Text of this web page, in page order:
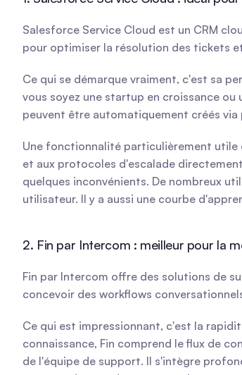
Salesforce Service Cloud est un CRM
pour optimiser la résolution des tickets
Ce qui se démarque vraiment, c'est sa
vous soyez une startup en croissance
peuvent être automatiquement créés via
Une fonctionnalité particulièrement utile
et aux protocoles d'escalade
quelques inconvénients. De nombreux
utilisateur. Il y a aussi une courbe
2. Fin par Intercom : meilleur pour la
Fin par Intercom offre des solutions de
concevoir des workflows
Ce qui est impressionnant, c'est la
connaissance, Fin comprend le flux de
de l'équipe de support. Il s'intègre